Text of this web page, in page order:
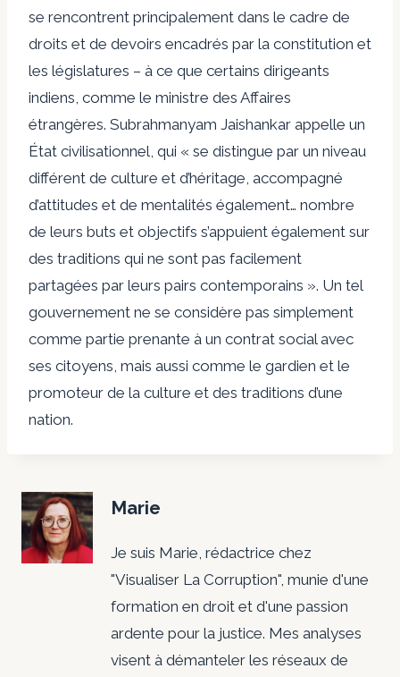
se rencontrent principalement dans le cadre de
droits et de devoirs encadrés par la constitution et
les législatures – à ce que certains dirigeants
indiens, comme le ministre des Affaires
étrangères. Subrahmanyam Jaishankar appelle un
État civilisationnel, qui « se distingue par un niveau
différent de culture et d’héritage, accompagné
d’attitudes et de mentalités également… nombre
de leurs buts et objectifs s’appuient également sur
des traditions qui ne sont pas facilement
partagées par leurs pairs contemporains ». Un tel
gouvernement ne se considère pas simplement
comme partie prenante à un contrat social avec
ses citoyens, mais aussi comme le gardien et le
promoteur de la culture et des traditions d’une
nation.
Marie
Je suis Marie, rédactrice chez
"Visualiser La Corruption", munie d'une
formation en droit et d'une passion
ardente pour la justice. Mes analyses
visent à démanteler les réseaux de